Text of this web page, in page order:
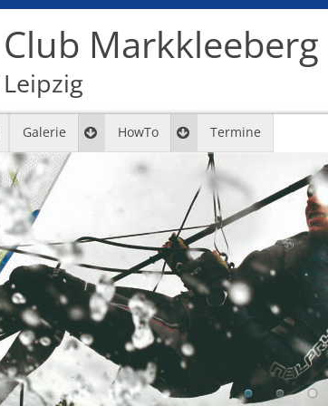
Markkleeberg
Galerie HowTo Termine